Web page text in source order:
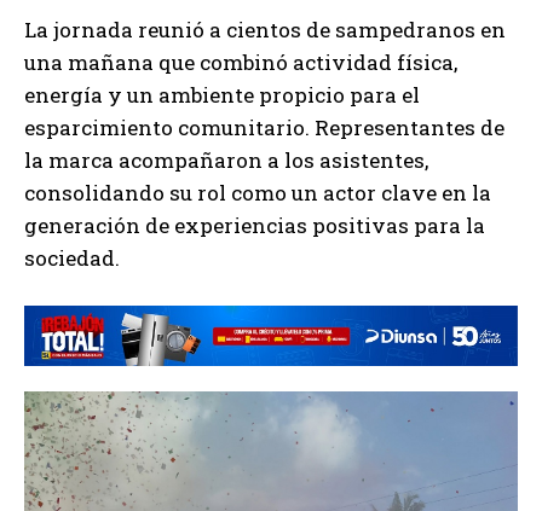
La jornada reunió a cientos de sampedranos en
una mañana que combinó actividad física,
energía y un ambiente propicio para el
esparcimiento comunitario. Representantes de
la marca acompañaron a los asistentes,
consolidando su rol como un actor clave en la
generación de experiencias positivas para la
sociedad.